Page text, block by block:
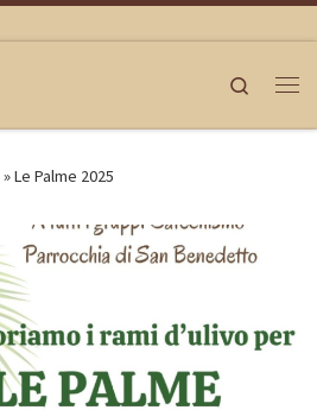
Search
»Le Palme 2025